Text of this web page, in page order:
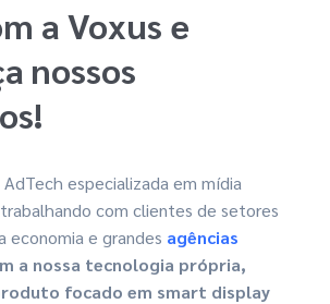
a Voxus e
nossos
AdTech especializada em mídia
com clientes de setores
economia e grandes agências
a nossa tecnologia própria,
focado em smart display